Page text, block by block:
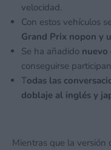
velocidad.
Con estos vehículos
Grand Prix nopon y
Se ha añadido nuevo
conseguirse
Todas las
doblaje al inglés y
Mientras que la